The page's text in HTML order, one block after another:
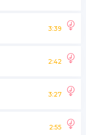
3:39
2:42
3:27
2:55